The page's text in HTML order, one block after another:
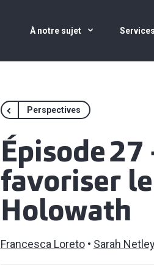
À notre sujet Services
Perspectives
Épisode
favoriser
Holowath
Francesca Loreto Sarah